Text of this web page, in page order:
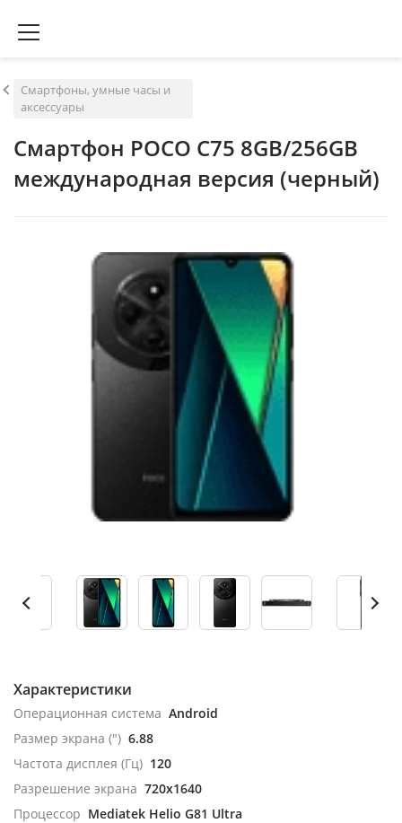
Смартфоны, умные часы и
аксессуары
Смартфон POCO C75 8GB/256GB
международная версия (черный)
Характеристики
Операционная система Android
Размер экрана (") 6.88
Частота дисплея (Гц) 120
Разрешение экрана 720x1640
Процессор Mediatek Helio G81 Ultra